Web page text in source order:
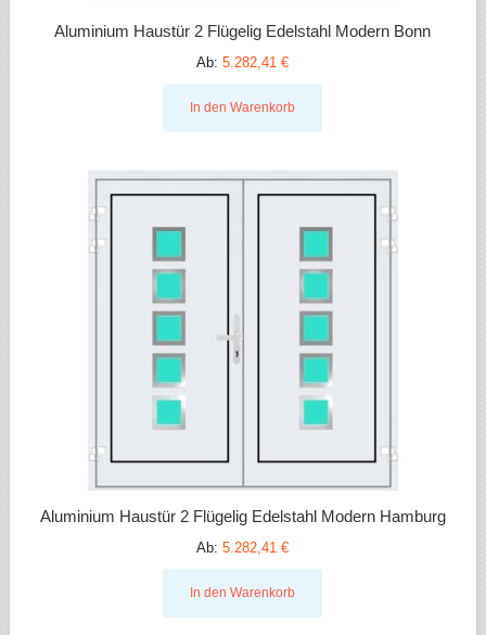
Aluminium Haustür 2 Flügelig Edelstahl Modern Bonn
Ab:5.282,41 €
In den Warenkorb
Aluminium Haustür 2 Flügelig Edelstahl Modern Hamburg
Ab:5.282,41 €
In den Warenkorb